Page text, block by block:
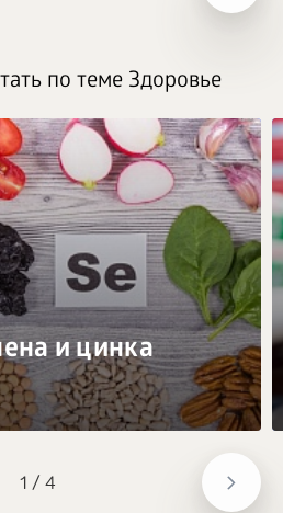
1 / 4
по теме Здоровье
и цинка